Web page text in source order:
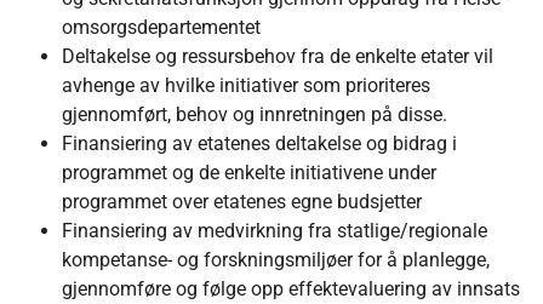
omsorgsdepartementet
Deltakelse og ressursbehov fra de enkelte etater vil
avhenge av hvilke initiativer som prioriteres
gjennomført, behov og innretningen på disse.
Finansiering av etatenes deltakelse og bidrag i
programmet og de enkelte initiativene under
programmet over etatenes egne budsjetter
Finansiering av medvirkning fra statlige/regionale
kompetanse- og forskningsmiljøer for å planlegge,
gjennomføre og følge opp effektevaluering av innsats